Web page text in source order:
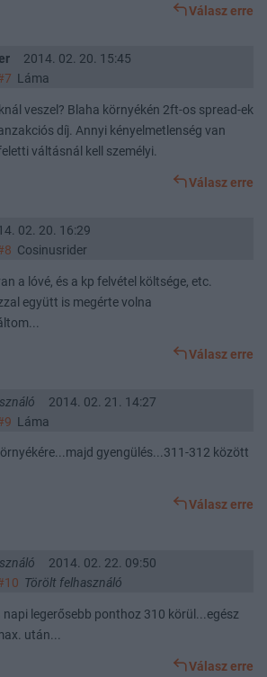
Válasz erre
2014. 02. 20. 15:45
Láma
veszel? Blaha környékén 2ft-os spread-ek
díj. Annyi kényelmetlenség van
váltásnál kell személyi.
Válasz erre
02. 20. 16:29
Cosinusrider
a lóvé, és a kp felvétel költsége, etc.
együtt is megérte volna
Válasz erre
2014. 02. 21. 14:27
Láma
gyengülés...311-312 között
Válasz erre
2014. 02. 22. 09:50
Törölt felhasználó
napi legerősebb ponthoz 310 körül...egész
után...
Válasz erre